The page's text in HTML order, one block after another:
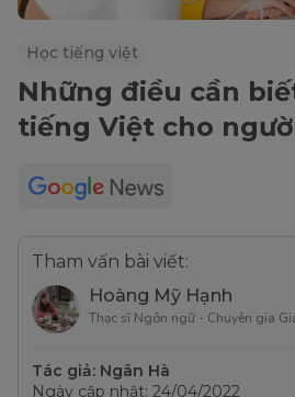
Học tiếng việt
Những điều cần
tiếng Việt cho
Tham vấn bài viết:
Hoàng Mỹ Hạnh
Thạc sĩ Ngôn ngữ - Chuyên gia
Tác giả: Ngân Hà
Ngày cập nhật: 24/04/2022